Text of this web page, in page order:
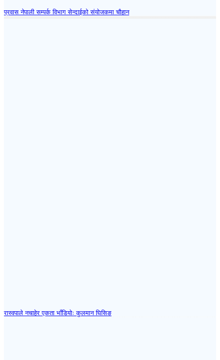
प्रवास नेपाली सम्पर्क विभाग सेन्दाईको संयोजकमा चौहान
रास्वपाले नचाहेर एकता भाँडियोः कुलमान घिसिङ